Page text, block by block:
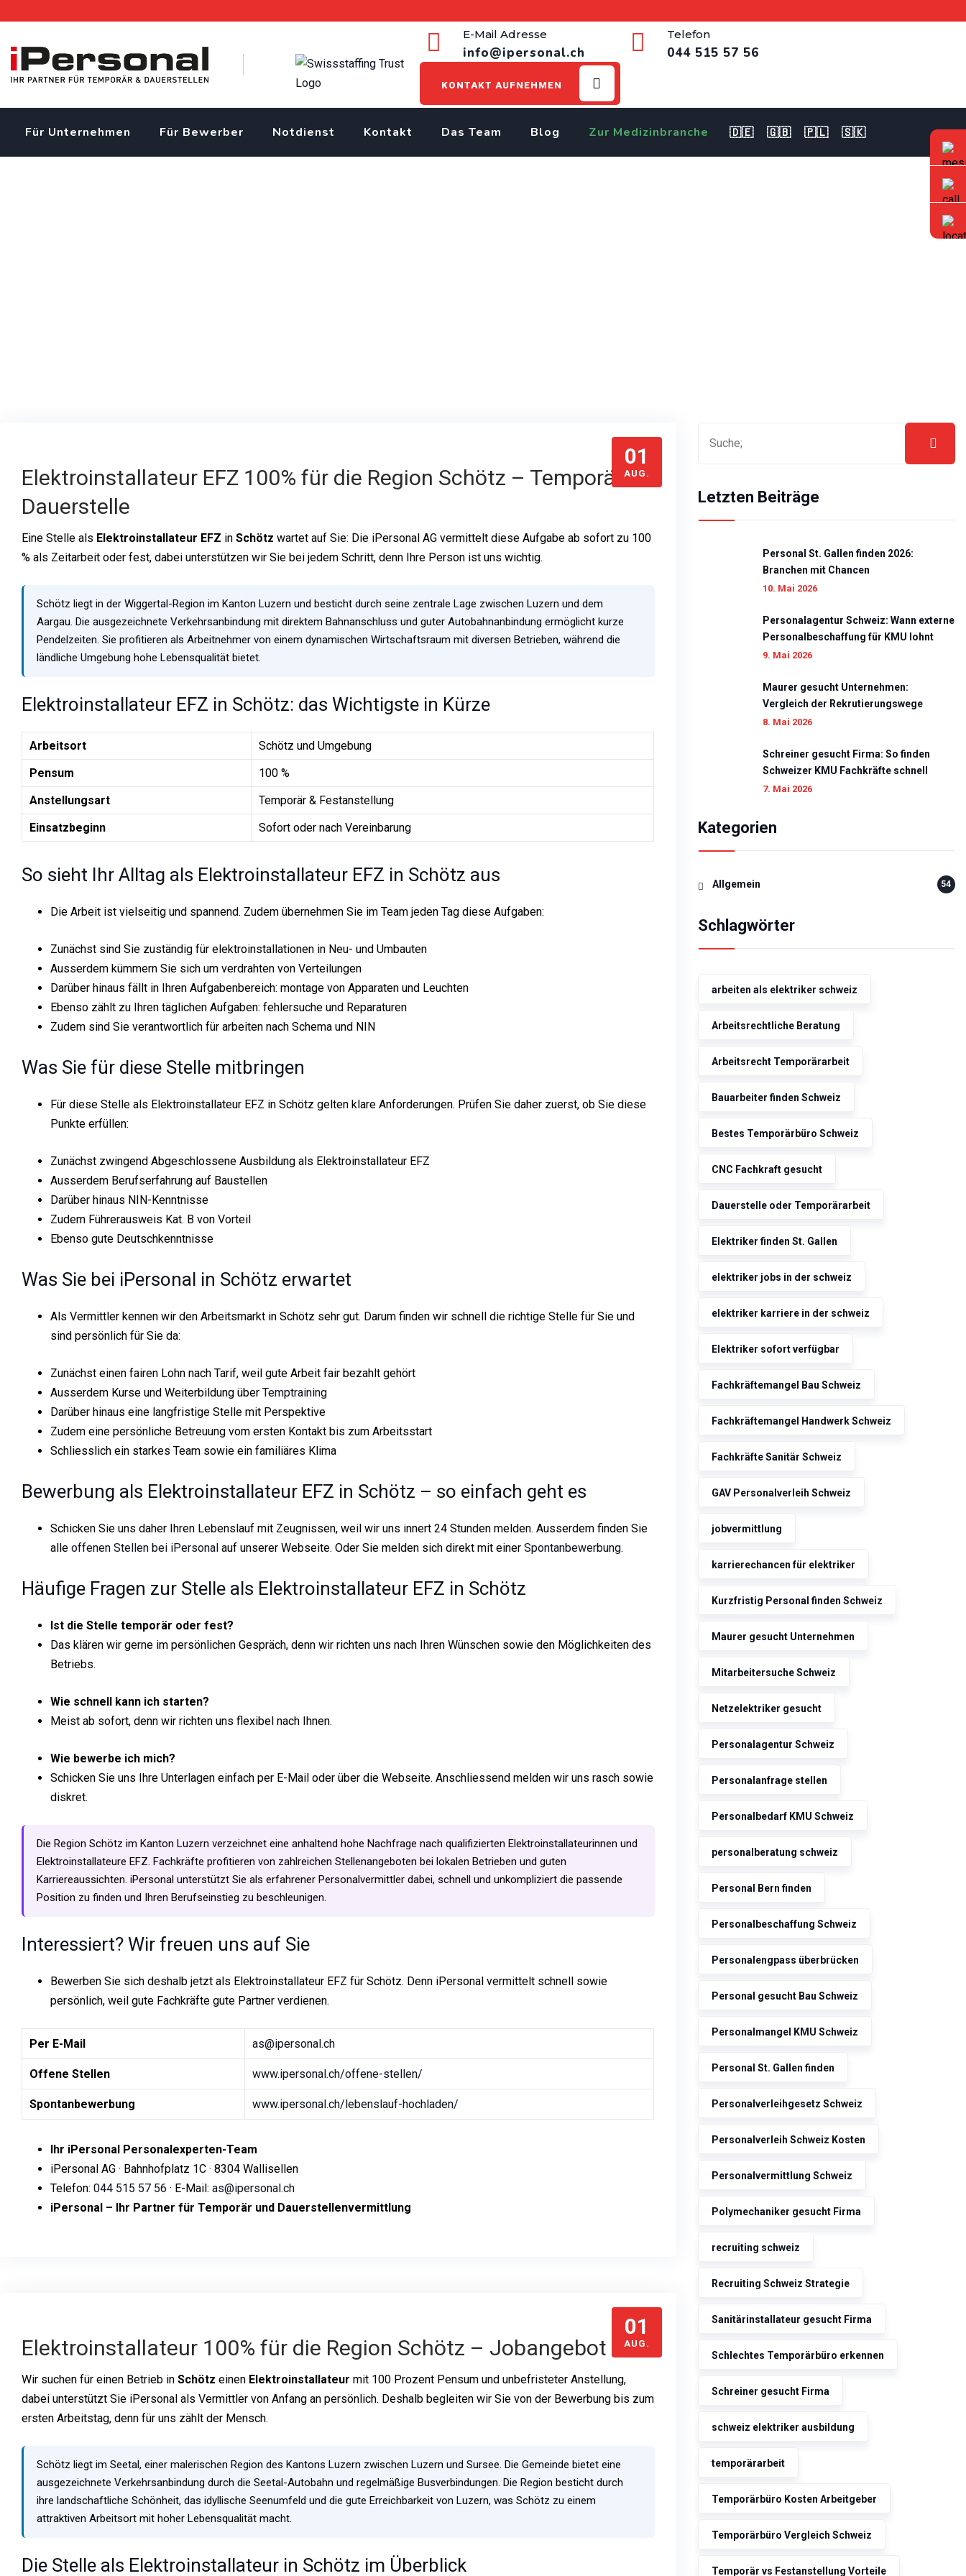
content
E-Mail Adresse
info@ipersonal.ch
Telefon
044 515 57 56
KONTAKT AUFNEHMEN
Für Unternehmen Für Bewerber Notdienst Kontakt Das Team Blog Zur Medizinbranche 🇩🇪 🇬🇧 🇵🇱 🇸🇰
01
AUG.
Elektroinstallateur EFZ 100% für die Region Schötz – Temporär &
Dauerstelle
Eine Stelle als Elektroinstallateur EFZ in Schötz wartet auf Sie: Die iPersonal AG vermittelt diese Aufgabe ab sofort zu 100
% als Zeitarbeit oder fest, dabei unterstützen wir Sie bei jedem Schritt, denn Ihre Person ist uns wichtig.
Schötz liegt in der Wiggertal-Region im Kanton Luzern und besticht durch seine zentrale Lage zwischen Luzern und dem
Aargau. Die ausgezeichnete Verkehrsanbindung mit direktem Bahnanschluss und guter Autobahnanbindung ermöglicht kurze
Pendelzeiten. Sie profitieren als Arbeitnehmer von einem dynamischen Wirtschaftsraum mit diversen Betrieben, während die
ländliche Umgebung hohe Lebensqualität bietet.
Elektroinstallateur EFZ in Schötz: das Wichtigste in Kürze
Arbeitsort
Schötz und Umgebung
Pensum
100 %
Anstellungsart
Temporär & Festanstellung
Einsatzbeginn
Sofort oder nach Vereinbarung
So sieht Ihr Alltag als Elektroinstallateur EFZ in Schötz aus
Die Arbeit ist vielseitig und spannend. Zudem übernehmen Sie im Team jeden Tag diese Aufgaben:
Zunächst sind Sie zuständig für elektroinstallationen in Neu- und Umbauten
Ausserdem kümmern Sie sich um verdrahten von Verteilungen
Darüber hinaus fällt in Ihren Aufgabenbereich: montage von Apparaten und Leuchten
Ebenso zählt zu Ihren täglichen Aufgaben: fehlersuche und Reparaturen
Zudem sind Sie verantwortlich für arbeiten nach Schema und NIN
Was Sie für diese Stelle mitbringen
Für diese Stelle als Elektroinstallateur EFZ in Schötz gelten klare Anforderungen. Prüfen Sie daher zuerst, ob Sie diese
Punkte erfüllen:
Zunächst zwingend Abgeschlossene Ausbildung als Elektroinstallateur EFZ
Ausserdem Berufserfahrung auf Baustellen
Darüber hinaus NIN-Kenntnisse
Zudem Führerausweis Kat. B von Vorteil
Ebenso gute Deutschkenntnisse
Was Sie bei iPersonal in Schötz erwartet
Als Vermittler kennen wir den Arbeitsmarkt in Schötz sehr gut. Darum finden wir schnell die richtige Stelle für Sie und
sind persönlich für Sie da:
Zunächst einen fairen Lohn nach Tarif, weil gute Arbeit fair bezahlt gehört
Ausserdem Kurse und Weiterbildung über Temptraining
Darüber hinaus eine langfristige Stelle mit Perspektive
Zudem eine persönliche Betreuung vom ersten Kontakt bis zum Arbeitsstart
Schliesslich ein starkes Team sowie ein familiäres Klima
Bewerbung als Elektroinstallateur EFZ in Schötz – so einfach geht es
Schicken Sie uns daher Ihren Lebenslauf mit Zeugnissen, weil wir uns innert 24 Stunden melden. Ausserdem finden Sie
alle offenen Stellen bei iPersonal auf unserer Webseite. Oder Sie melden sich direkt mit einer Spontanbewerbung.
Häufige Fragen zur Stelle als Elektroinstallateur EFZ in Schötz
Ist die Stelle temporär oder fest?
Das klären wir gerne im persönlichen Gespräch, denn wir richten uns nach Ihren Wünschen sowie den Möglichkeiten des
Betriebs.
Wie schnell kann ich starten?
Meist ab sofort, denn wir richten uns flexibel nach Ihnen.
Wie bewerbe ich mich?
Schicken Sie uns Ihre Unterlagen einfach per E-Mail oder über die Webseite. Anschliessend melden wir uns rasch sowie
diskret.
Die Region Schötz im Kanton Luzern verzeichnet eine anhaltend hohe Nachfrage nach qualifizierten Elektroinstallateurinnen und
Elektroinstallateure EFZ. Fachkräfte profitieren von zahlreichen Stellenangeboten bei lokalen Betrieben und guten
Karriereaussichten. iPersonal unterstützt Sie als erfahrener Personalvermittler dabei, schnell und unkompliziert die passende
Position zu finden und Ihren Berufseinstieg zu beschleunigen.
Interessiert? Wir freuen uns auf Sie
Bewerben Sie sich deshalb jetzt als Elektroinstallateur EFZ für Schötz. Denn iPersonal vermittelt schnell sowie
persönlich, weil gute Fachkräfte gute Partner verdienen.
Per E-Mail as@ipersonal.ch
Offene Stellen www.ipersonal.ch/offene-stellen/
Spontanbewerbung www.ipersonal.ch/lebenslauf-hochladen/
Ihr iPersonal Personalexperten-Team
iPersonal AG · Bahnhofplatz 1C · 8304 Wallisellen
Telefon: 044 515 57 56 · E-Mail: as@ipersonal.ch
iPersonal – Ihr Partner für Temporär und Dauerstellenvermittlung
01
AUG.
Elektroinstallateur 100% für die Region Schötz – Jobangebot
Wir suchen für einen Betrieb in Schötz einen Elektroinstallateur mit 100 Prozent Pensum und unbefristeter Anstellung,
dabei unterstützt Sie iPersonal als Vermittler von Anfang an persönlich. Deshalb begleiten wir Sie von der Bewerbung bis zum
ersten Arbeitstag, denn für uns zählt der Mensch.
Schötz liegt im Seetal, einer malerischen Region des Kantons Luzern zwischen Luzern und Sursee. Die Gemeinde bietet eine
ausgezeichnete Verkehrsanbindung durch die Seetal-Autobahn und regelmäßige Busverbindungen. Die Region besticht durch
ihre landschaftliche Schönheit, das idyllische Seenumfeld und die gute Erreichbarkeit von Luzern, was Schötz zu einem
attraktiven Arbeitsort mit hoher Lebensqualität macht.
Die Stelle als Elektroinstallateur in Schötz im Überblick
Letzten Beiträge
Personal St. Gallen finden 2026:
Branchen mit Chancen
10. Mai 2026
Personalagentur Schweiz: Wann externe
Personalbeschaffung für KMU lohnt
9. Mai 2026
Maurer gesucht Unternehmen:
Vergleich der Rekrutierungswege
8. Mai 2026
Schreiner gesucht Firma: So finden
Schweizer KMU Fachkräfte schnell
7. Mai 2026
Kategorien
Allgemein 54
Schlagwörter
arbeiten als elektriker schweiz
Arbeitsrechtliche Beratung
Arbeitsrecht Temporärarbeit
Bauarbeiter finden Schweiz
Bestes Temporärbüro Schweiz
CNC Fachkraft gesucht
Dauerstelle oder Temporärarbeit
Elektriker finden St. Gallen
elektriker jobs in der schweiz
elektriker karriere in der schweiz
Elektriker sofort verfügbar
Fachkräftemangel Bau Schweiz
Fachkräftemangel Handwerk Schweiz
Fachkräfte Sanitär Schweiz
GAV Personalverleih Schweiz
jobvermittlung
karrierechancen für elektriker
Kurzfristig Personal finden Schweiz
Maurer gesucht Unternehmen
Mitarbeitersuche Schweiz
Netzelektriker gesucht
Personalagentur Schweiz
Personalanfrage stellen
Personalbedarf KMU Schweiz
personalberatung schweiz
Personal Bern finden
Personalbeschaffung Schweiz
Personalengpass überbrücken
Personal gesucht Bau Schweiz
Personalmangel KMU Schweiz
Personal St. Gallen finden
Personalverleihgesetz Schweiz
Personalverleih Schweiz Kosten
Personalvermittlung Schweiz
Polymechaniker gesucht Firma
recruiting schweiz
Recruiting Schweiz Strategie
Sanitärinstallateur gesucht Firma
Schlechtes Temporärbüro erkennen
Schreiner gesucht Firma
schweiz elektriker ausbildung
temporärarbeit
Temporärbüro Kosten Arbeitgeber
Temporärbüro Vergleich Schweiz
Temporär vs Festanstellung Vorteile